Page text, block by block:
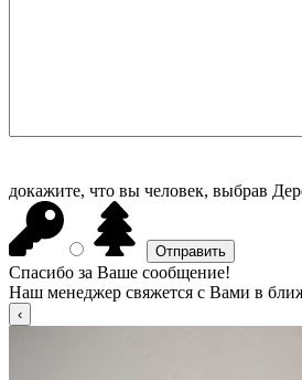
докажите, что вы человек, выбрав
Спасибо за Ваше сообщение!
Наш менеджер свяжется с Вами в